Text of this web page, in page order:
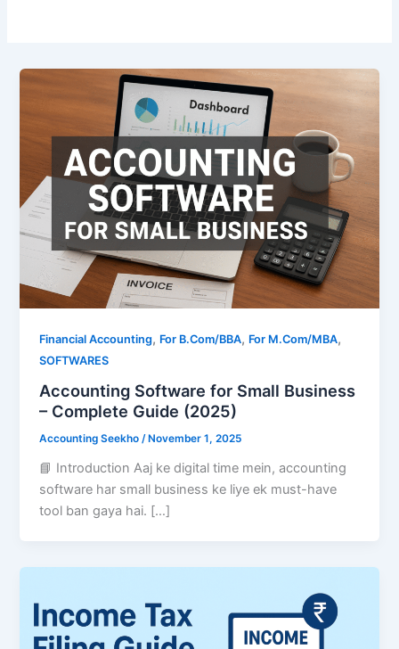
Financial Accounting, For B.Com/BBA, For M.Com/MBA,
SOFTWARES
Accounting Software for Small Business
– Complete Guide (2025)
Accounting Seekho/ November 1, 2025
📘 Introduction Aaj ke digital time mein, accounting
software har small business ke liye ek must-have
tool ban gaya hai. […]